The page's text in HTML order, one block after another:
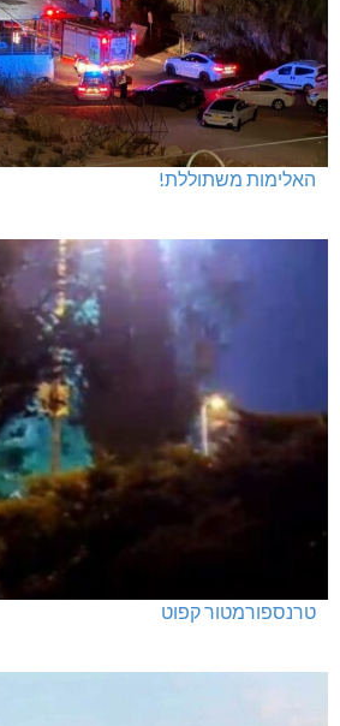
האלימות משתוללת!
טרנספורמטור קפוט